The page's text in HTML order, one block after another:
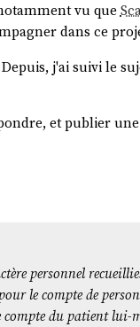
vu que
dans ce
Depuis, j'ai suivi le
et publier
personnel
le compte de
du patient lui-